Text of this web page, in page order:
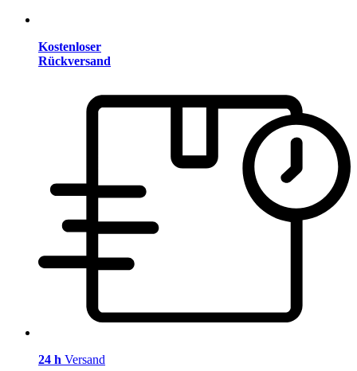
Kostenloser
Rückversand
24 h Versand